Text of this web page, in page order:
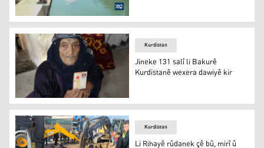
Li Rihayê operasyonek li djî DAIŞê hat kirin
Hodê Gurkan
Kurdistan
Jineke 131 salî li Bakurê
Kurdistanê wexera dawiyê kir
Kurdistan
Li Rihayê rûdanek çê bû, mirî û